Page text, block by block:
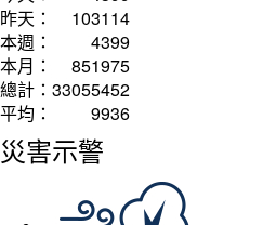
昨天：
103114
本週：
4399
本月：
851975
總計： 33055452
平均：
9936
災害示警